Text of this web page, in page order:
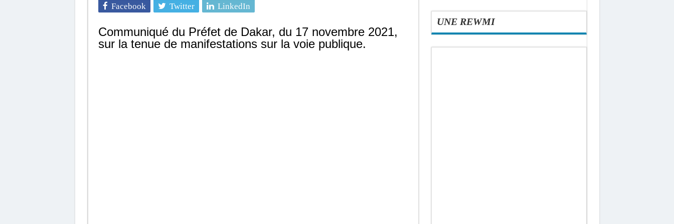
Facebook Twitter LinkedIn
Communiqué du Préfet de Dakar, du 17 novembre 2021,
sur la tenue de manifestations sur la voie publique.
UNE REWMI